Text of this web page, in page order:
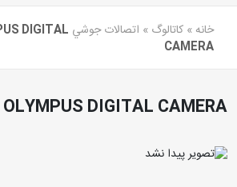
خانه » کاتالوگ » اتصالات جوشي SGP DIGITAL
CAMERA
OLYMPUS DIGITAL CAMERA